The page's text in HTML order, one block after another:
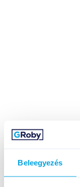
Beleegyezés